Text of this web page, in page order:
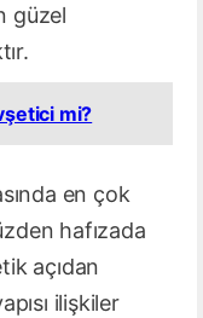
güzel
mi?
en çok
hafızada
açıdan
ilişkiler